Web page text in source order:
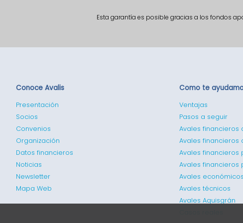
Esta garantía es posible gracias a los fondos
Conoce Avalis
Presentación
Socios
Convenios
Organización
Datos financieros
Noticias
Newsletter
Mapa Web
Como te
Ventajas
Pasos a seguir
Avales financieros
Avales financieros
Avales financieros
Avales financieros
Avales económicos
Avales técnicos
Avales Aquisgrán